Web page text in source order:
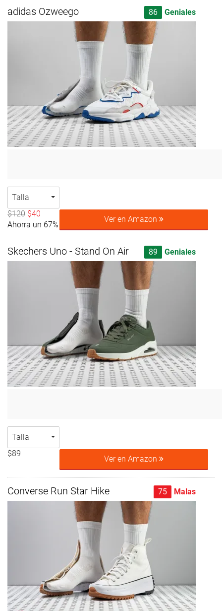
adidas Ozweego 86 Geniales
Talla
$120 $40
Ahorra un 67%
Ver en Amazon
Skechers Uno - Stand On Air 89 Geniales
Talla
$89
Ver en Amazon
Converse Run Star Hike 75 Malas